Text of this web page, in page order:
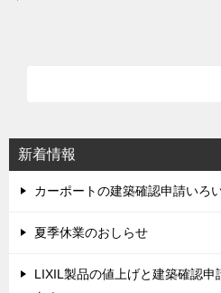
シ
ョ
ン
新着情報
カーポートの建築確認申請いろ
夏季休業のおしらせ
LIXIL製品の値上げと建築確認